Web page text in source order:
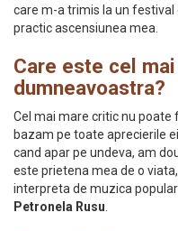
care m-a trimis la un festival
practic ascensiunea mea.
Care este cel
dumneavoastra?
Cel mai mare critic nu poate
bazam pe toate aprecierile
cand apar pe undeva, am
este prietena mea de o viata,
interpreta de muzica
Petronela Rusu